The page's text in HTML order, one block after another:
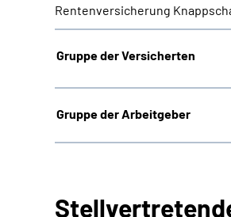
Rentenversicherung
Gruppe der Versicherten
Gruppe der Arbeitgeber